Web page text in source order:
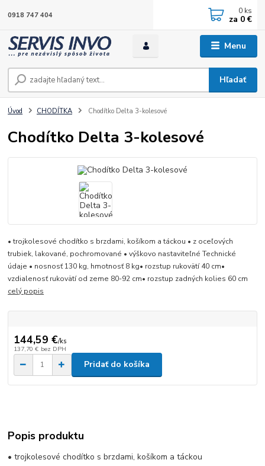
Menu
Hľadať
0918 747 404 0 ks
za 0 €
Úvod CHODÍTKA Chodítko Delta 3-kolesové
Chodítko Delta 3-kolesové
• trojkolesové chodítko s brzdami, košíkom a táckou • z oceľových
trubiek, lakované, pochromované • výškovo nastaviteľné Technické
údaje • nosnosť 130 kg, hmotnosť 8 kg• rozstup rukovätí 40 cm•
vzdialenosť rukovätí od zeme 80-92 cm• rozstup zadných kolies 60 cm
celý popis
144,59 €/ks
137,70 € bez DPH
Pridať do košíka
Popis produktu
• trojkolesové chodítko s brzdami, košíkom a táckou